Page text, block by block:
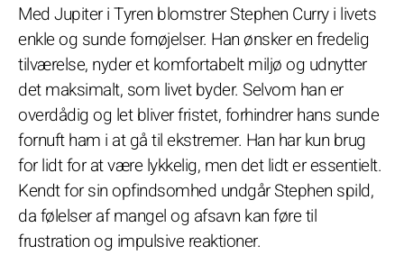
Med Jupiter i Tyren blomstrer Stephen Curry i livets
enkle og sunde fornøjelser. Han ønsker en fredelig
tilværelse, nyder et komfortabelt miljø og udnytter
det maksimalt, som livet byder. Selvom han er
overdådig og let bliver fristet, forhindrer hans sunde
fornuft ham i at gå til ekstremer. Han har kun brug
for lidt for at være lykkelig, men det lidt er essentielt.
Kendt for sin opfindsomhed undgår Stephen spild,
da følelser af mangel og afsavn kan føre til
frustration og impulsive reaktioner.